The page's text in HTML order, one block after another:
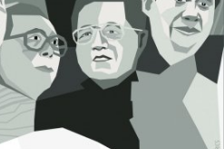
In
Lightbox
öffnen